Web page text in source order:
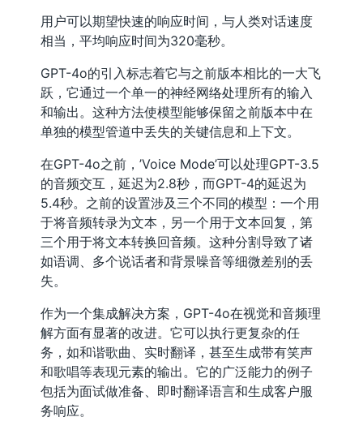
用户可以期望快速的响应时间，与人类对话速度
相当，平均响应时间为320毫秒。
GPT-4o的引入标志着它与之前版本相比的一大飞
跃，它通过一个单一的神经网络处理所有的输入
和输出。这种方法使模型能够保留之前版本中在
单独的模型管道中丢失的关键信息和上下文。
在GPT-4o之前，’Voice Mode’可以处理GPT-3.5
的音频交互，延迟为2.8秒，而GPT-4的延迟为
5.4秒。之前的设置涉及三个不同的模型：一个用
于将音频转录为文本，另一个用于文本回复，第
三个用于将文本转换回音频。这种分割导致了诸
如语调、多个说话者和背景噪音等细微差别的丢
失。
作为一个集成解决方案，GPT-4o在视觉和音频理
解方面有显著的改进。它可以执行更复杂的任
务，如和谐歌曲、实时翻译，甚至生成带有笑声
和歌唱等表现元素的输出。它的广泛能力的例子
包括为面试做准备、即时翻译语言和生成客户服
务响应。